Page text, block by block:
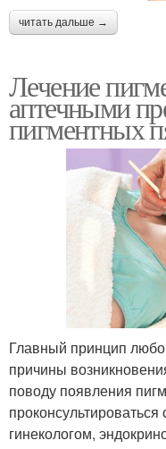
читать дальше →
Лечение
аптечными
пигментных
Главный принцип
причины
поводу появления
гинекологом,